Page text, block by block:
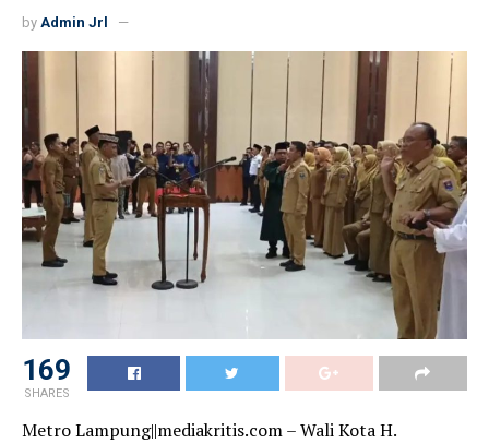
by Admin Jrl
153
SHARES
Metro Lampung||mediakritis.com – Wali Kota H.